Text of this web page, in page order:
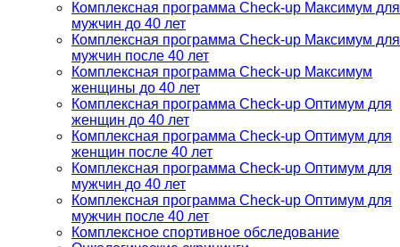
Комплексная программа Check-up Максимум для
мужчин до 40 лет
Комплексная программа Check-up Максимум для
мужчин после 40 лет
Комплексная программа Check-up Максимум
женщины до 40 лет
Комплексная программа Check-up Оптимум для
женщин до 40 лет
Комплексная программа Check-up Оптимум для
женщин после 40 лет
Комплексная программа Check-up Оптимум для
мужчин до 40 лет
Комплексная программа Check-up Оптимум для
мужчин после 40 лет
Комплексное спортивное обследование